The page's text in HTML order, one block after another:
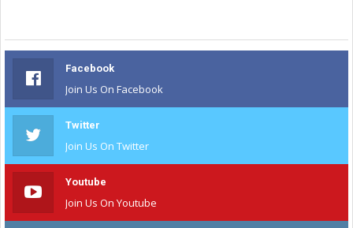
Facebook
Join Us On Facebook
Twitter
Join Us On Twitter
Youtube
Join Us On Youtube